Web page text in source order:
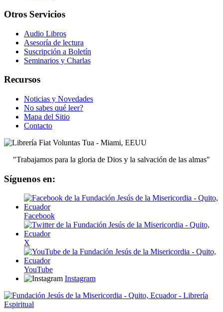
Otros Servicios
Audio Libros
Asesoría de lectura
Suscripción a Boletín
Seminarios y Charlas
Recursos
Noticias y Novedades
No sabes qué leer?
Mapa del Sitio
Contacto
"Trabajamos para la gloria de Dios y la salvación de las almas"
Síguenos en:
Facebook
X
YouTube
Instagram